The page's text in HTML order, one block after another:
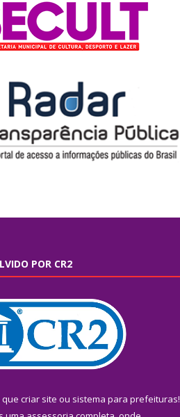
POR CR2
que criar site ou sistema para prefeituras!